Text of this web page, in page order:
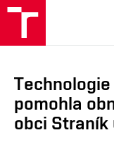
Brno
pomohla
obci Straník